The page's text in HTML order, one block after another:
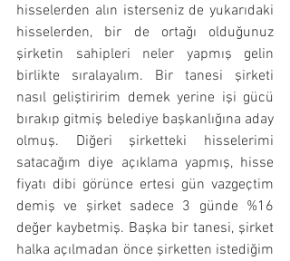
hisselerden alın isterseniz de yukarıdaki
hisselerden, bir de ortağı olduğunuz
şirketin sahipleri neler yapmış gelin
birlikte sıralayalım. Bir tanesi şirketi
nasıl geliştiririm demek yerine işi gücü
bırakıp gitmiş belediye başkanlığına aday
olmuş. Diğeri şirketteki hisselerimi
satacağım diye açıklama yapmış, hisse
fiyatı dibi görünce ertesi gün vazgeçtim
demiş ve şirket sadece 3 günde %16
değer kaybetmiş. Başka bir tanesi, şirket
halka açılmadan önce şirketten istediğim